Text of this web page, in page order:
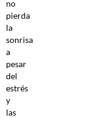
no
pierda
la
sonrisa
a
pesar
del
estrés
y
las